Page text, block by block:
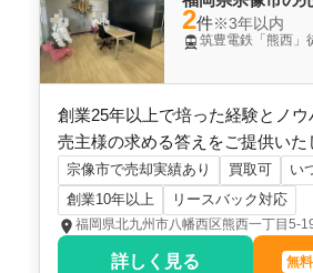
アーサー宗像アクシス
階数:
株式会社キャッスルハウス
1,000万円
ハウスユマニテ赤間駅前
2件※3年以内
筑豊電鉄「熊西」
創業25年以上で培った経験とノウ
売主様の求める答えをご提供いた
宗像市で売却実績あり 買取可
い
創業10年以上
リースバック対応
福岡県北九州市八幡西区熊西一丁目5-
詳しく見る 無料